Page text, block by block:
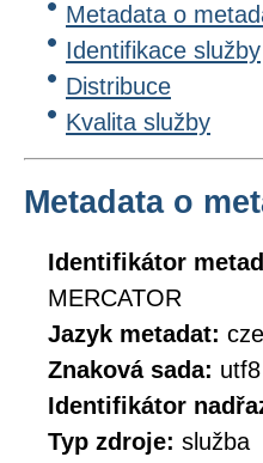
Metadata o
Identifikace služby
Distribuce
Kvalita služby
Metadata o
Identifikátor
MERCATOR
Jazyk metadat: cze
Znaková sada: utf8
Identifikátor
Typ zdroje: služba